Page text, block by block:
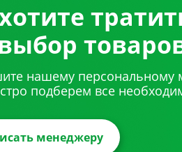
нашему персональному
подберем все
менеджеру